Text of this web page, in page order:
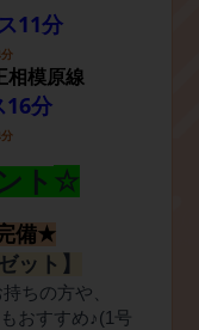
11分
分
相模原線
16分
分
ト ☆
備★
ット】
ちの方や、
おすすめ♪(1 号